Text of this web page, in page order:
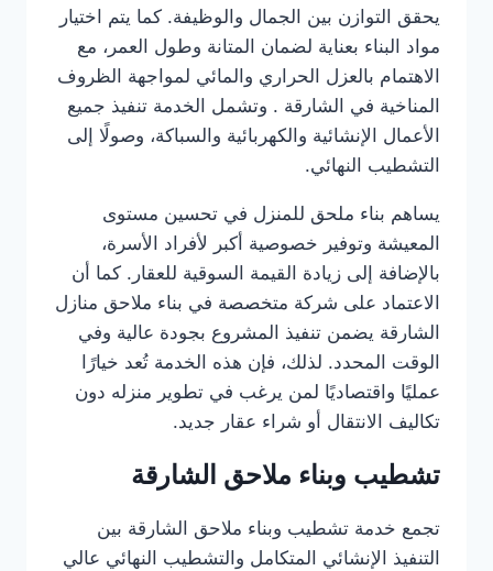
يحقق التوازن بين الجمال والوظيفة. كما يتم اختيار
مواد البناء بعناية لضمان المتانة وطول العمر، مع
الاهتمام بالعزل الحراري والمائي لمواجهة الظروف
المناخية في الشارقة . وتشمل الخدمة تنفيذ جميع
الأعمال الإنشائية والكهربائية والسباكة، وصولًا إلى
التشطيب النهائي.
يساهم بناء ملحق للمنزل في تحسين مستوى
المعيشة وتوفير خصوصية أكبر لأفراد الأسرة،
بالإضافة إلى زيادة القيمة السوقية للعقار. كما أن
الاعتماد على شركة متخصصة في بناء ملاحق منازل
الشارقة يضمن تنفيذ المشروع بجودة عالية وفي
الوقت المحدد. لذلك، فإن هذه الخدمة تُعد خيارًا
عمليًا واقتصاديًا لمن يرغب في تطوير منزله دون
تكاليف الانتقال أو شراء عقار جديد.
تشطيب وبناء ملاحق الشارقة
تجمع خدمة تشطيب وبناء ملاحق الشارقة بين
التنفيذ الإنشائي المتكامل والتشطيب النهائي عالي